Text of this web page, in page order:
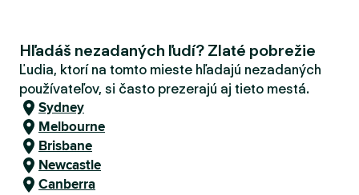
Hľadáš nezadaných ľudí? Zlaté pobrežie
Ľudia, ktorí na tomto mieste hľadajú nezadaných
používateľov, si často prezerajú aj tieto mestá.
Sydney
Melbourne
Brisbane
Newcastle
Canberra